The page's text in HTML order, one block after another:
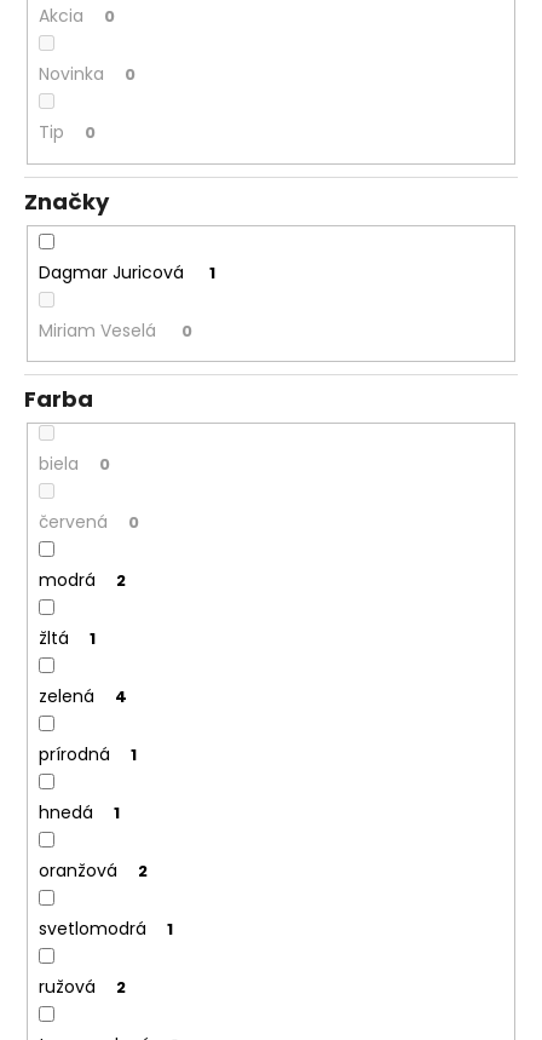
Akcia 0
Novinka 0
Tip 0
Značky
Dagmar Juricová 1
Miriam Veselá 0
Farba
biela 0
červená 0
modrá 2
žltá 1
zelená 4
prírodná 1
hnedá 1
oranžová 2
svetlomodrá 1
ružová 2
e
n
á
ť
?
O
d
p
ú
a
m